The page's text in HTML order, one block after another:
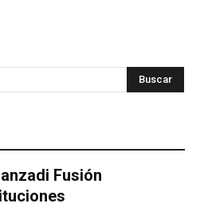
Buscar
Fusión